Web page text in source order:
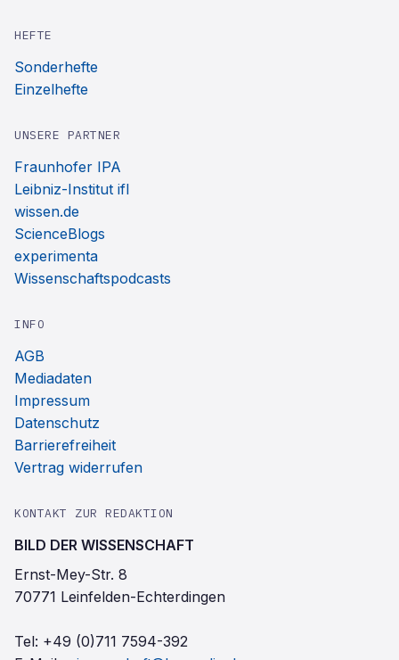
HEFTE
Sonderhefte
Einzelhefte
UNSERE PARTNER
Fraunhofer IPA
Leibniz-Institut ifl
wissen.de
ScienceBlogs
experimenta
Wissenschaftspodcasts
INFO
AGB
Mediadaten
Impressum
Datenschutz
Barrierefreiheit
Vertrag widerrufen
KONTAKT ZUR REDAKTION
BILD DER WISSENSCHAFT
Ernst-Mey-Str. 8
70771 Leinfelden-Echterdingen
Tel: +49 (0)711 7594-392